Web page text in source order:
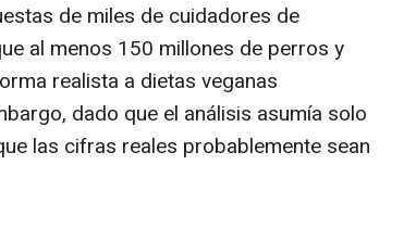
de miles de cuidadores de
al menos 150 millones de perros y
realista a dietas veganas
dado que el análisis asumía solo
las cifras reales probablemente sean